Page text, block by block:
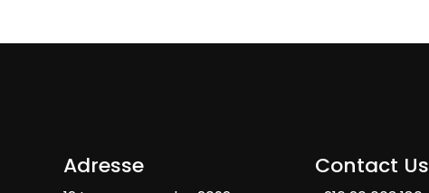
Adresse Contact Us